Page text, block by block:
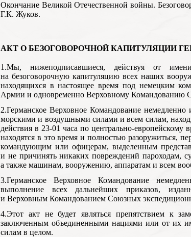
Окончание Великой Отечественной войны.
Г.К. Жуков.
АКТ О БЕЗОГОВОРОЧНОЙ КАПИТУЛЯЦИИ
1.Мы, нижеподписавшиеся, действуя от
на безоговорочную капитуляцию всех наших
находящихся в настоящее время под немецким
Армии и одновременно Верховному Командованию
2.Германское Верховное Командование
морскими и воздушными силами и всем силам,
действия в 23-01 часа по центрально-европейскому
находятся в это время и полностью разоружиться,
командующим или офицерам, выделенным
и не причинять никаких повреждений пароходам,
а также машинам, вооружению, аппаратам и всем
3.Германское Верховное Командование
выполнение всех дальнейших приказов,
и Верховным Командованием Союзных
4.Этот акт не будет являться препятствием к
заключенным объединенными нациями или от их
силам в целом.